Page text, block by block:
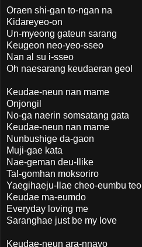
Oraen shi-gan to-ngan na
Kidareyeo-on
Un-myeong gateun sarang
Keugeon neo-yeo-sseo
Nan al su i-sseo
Oh naesarang keudaeran geol
Keudae-neun nan mame
Onjongil
No-ga naerin somsatang gata
Keudae-neun nan mame
Nunbushige da-gaon
Muji-gae kata
Nae-geman deu-llike
Tal-gomhan moksoriro
Yaegihaeju-llae cheo-eumbu teo
Keudae ma-eumdo
Everyday loving me
Saranghae just be my love
Keudae-neun ara-nnayo